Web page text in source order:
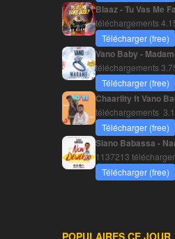
Blaaz - Tu Vas Me
téléchargements
Télécharger (free)
Vano Baby -
téléchargements
Télécharger (free)
Chaarlity ft Vano
téléchargements
Télécharger (free)
Siano Babassa -
1137213
Télécharger (free)
POPULAIRES CE JOUR